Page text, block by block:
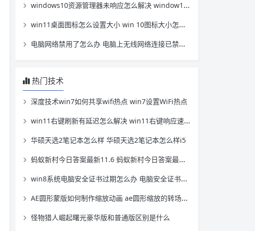
windows10资源管理器未响应怎么解决 window10资源管理器无响应
win11桌面图标怎么设置大小 win 10图标大小怎么设置
电脑网络禁用了怎么办 电脑上无线网络连接已禁用怎么办
热门技术
深度技术win7如何共享wifi热点 win7设置WiFi热点
win11右键刷新有延迟怎么解决 win11右键响应速度太慢
华硕天选2笔记本怎么样 华硕天选2笔记本怎么样i5
蚂蚁新村今日答案最新11.6 蚂蚁新村今日答案最新11.27
win8系统电脑安全证书过期怎么办 电脑安全证书已过期
AE圆形蒙版如何制作缩放动画 ae圆形缩放的转场怎么做
怪物猎人崛起曙光豪华版和普通版区别是什么